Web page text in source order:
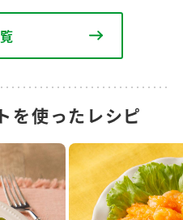
を使ったレシピ